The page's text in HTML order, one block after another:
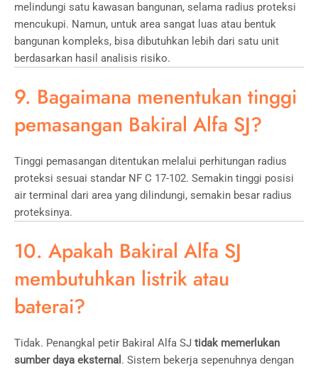
melindungi satu kawasan bangunan, selama radius proteksi
mencukupi. Namun, untuk area sangat luas atau bentuk
bangunan kompleks, bisa dibutuhkan lebih dari satu unit
berdasarkan hasil analisis risiko.
9. Bagaimana menentukan tinggi
pemasangan Bakiral Alfa SJ?
Tinggi pemasangan ditentukan melalui perhitungan radius
proteksi sesuai standar NF C 17-102. Semakin tinggi posisi
air terminal dari area yang dilindungi, semakin besar radius
proteksinya.
10. Apakah Bakiral Alfa SJ
membutuhkan listrik atau
baterai?
Tidak. Penangkal petir Bakiral Alfa SJ tidak memerlukan
sumber daya eksternal . Sistem bekerja sepenuhnya dengan